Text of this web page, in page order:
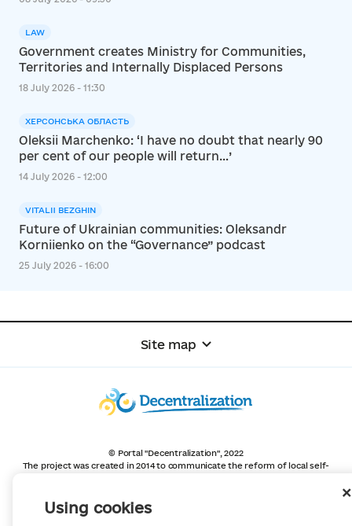
Using cookies
LAW
Government creates Ministry for Communities,
Territories and Internally Displaced Persons
18 July 2026 - 11:30
ХЕРСОНСЬКА ОБЛАСТЬ
Oleksii Marchenko: ‘I have no doubt that nearly 90
per cent of our people will return…’
14 July 2026 - 12:00
VITALII BEZGHIN
Future of Ukrainian communities: Oleksandr
Korniienko on the “Governance” podcast
25 July 2026 - 16:00
Site map
© Portal "Decentralization", 2022
The project was created in 2014 to communicate the reform of local self-
Creation and filling -
All content is available under license